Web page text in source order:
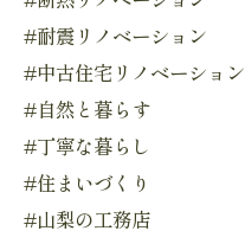
#耐震リノベーション
#中古住宅リノベーション
#自然と暮らす
#丁寧な暮らし
#住まいづくり
#山梨の工務店